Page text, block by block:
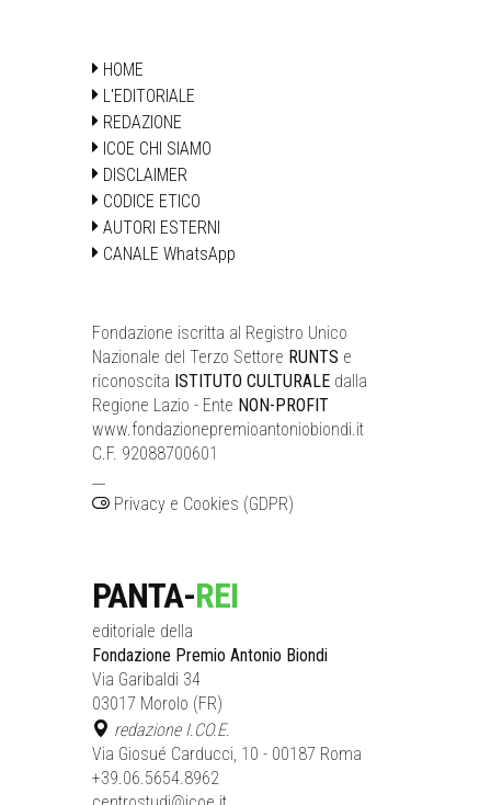
HOME
L'EDITORIALE
REDAZIONE
ICOE CHI SIAMO
DISCLAIMER
CODICE ETICO
AUTORI ESTERNI
CANALE WhatsApp
Fondazione iscritta al Registro Unico
Nazionale del Terzo Settore RUNTS e
riconoscita ISTITUTO CULTURALE dalla
Regione Lazio - Ente NON-PROFIT
www.fondazionepremioantoniobiondi.it
C.F. 92088700601
Privacy e Cookies (GDPR)
PANTA-REI
editoriale della
Fondazione Premio Antonio Biondi
Via Garibaldi 34
03017 Morolo (FR)
redazione I.CO.E.
Via Giosué Carducci, 10 - 00187 Roma
+39.06.5654.8962